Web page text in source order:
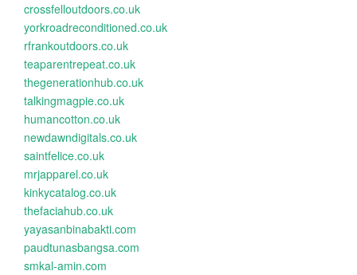
crossfelloutdoors.co.uk
yorkroadreconditioned.co.uk
rfrankoutdoors.co.uk
teaparentrepeat.co.uk
thegenerationhub.co.uk
talkingmagpie.co.uk
humancotton.co.uk
newdawndigitals.co.uk
saintfelice.co.uk
mrjapparel.co.uk
kinkycatalog.co.uk
thefaciahub.co.uk
yayasanbinabakti.com
paudtunasbangsa.com
smkal-amin.com